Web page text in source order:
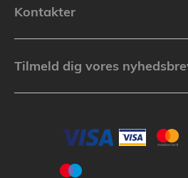
Kontakter
Tilmeld dig vores